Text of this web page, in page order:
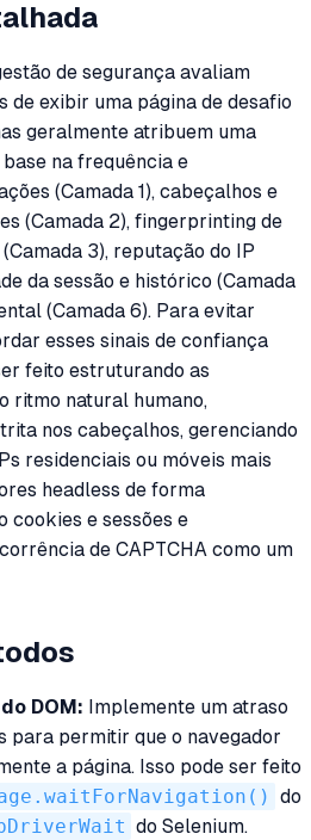
de segurança avaliam
de exibir uma página de desafio
geralmente atribuem uma
na frequência e
(Camada 1), cabeçalhos e
(Camada 2), fingerprinting de
3), reputação do IP
da sessão e histórico (Camada
(Camada 6). Para evitar
esses sinais de confiança
feito estruturando as
ritmo natural humano,
nos cabeçalhos, gerenciando
residenciais ou móveis mais
headless de forma
cookies e sessões e
de CAPTCHA como um
DOM: Implemente um atraso
para permitir que o navegador
a página. Isso pode ser feito
do
do Selenium.